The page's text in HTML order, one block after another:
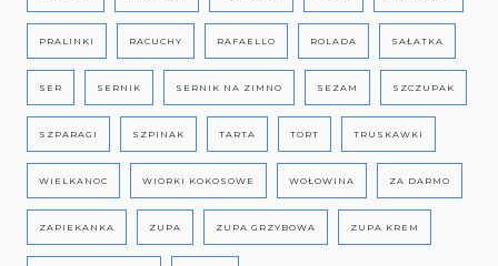
PRALINKI RACUCHY RAFAELLO ROLADA SAŁATKA
SER SERNIK SERNIK NA ZIMNO SEZAM SZCZUPAK
SZPARAGI SZPINAK TARTA TORT TRUSKAWKI
WIELKANOC WIÓRKI KOKOSOWE WOŁOWINA ZA DARMO
ZAPIEKANKA ZUPA ZUPA GRZYBOWA ZUPA KREM